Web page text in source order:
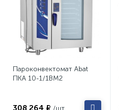
Пароконвектомат Abat
ПКА 10-1/1ВМ2
308 264 ₽ /шт